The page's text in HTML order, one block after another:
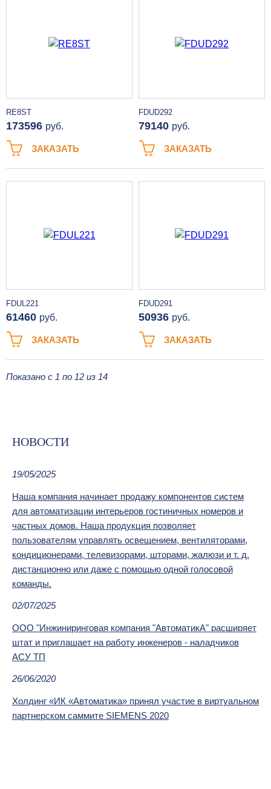
RE8ST
173596 руб.
ЗАКАЗАТЬ
FDUD292
79140 руб.
ЗАКАЗАТЬ
FDUL221
61460 руб.
ЗАКАЗАТЬ
FDUD291
50936 руб.
ЗАКАЗАТЬ
Показано с 1 по 12 из 14
НОВОСТИ
19/05/2025
Наша компания начинает продажу компонентов систем
для автоматизации интерьеров гостиничных номеров и
частных домов. Наша продукция позволяет
пользователям управлять освещением, вентиляторами,
кондиционерами, телевизорами, шторами, жалюзи и т. д.
дистанционно или даже с помощью одной голосовой
команды.
02/07/2025
ООО "Инжиниринговая компания "АвтоматикА" расширяет
штат и приглашает на работу инженеров - наладчиков
АСУ ТП
26/06/2020
Холдинг «ИК «Автоматика» принял участие в виртуальном
партнерском саммите SIEMENS 2020